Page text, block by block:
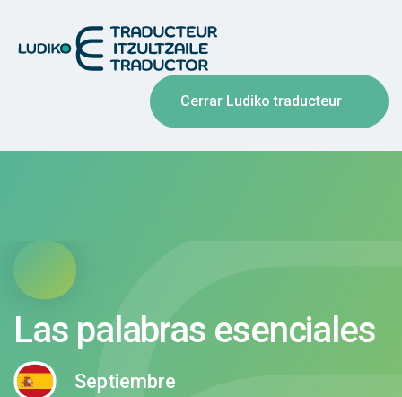
Cerrar Ludiko traducteur
Las palabras esenciales
Septiembre